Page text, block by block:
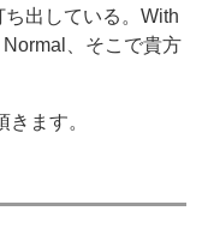
出している。With
、そこで貴方
ます。